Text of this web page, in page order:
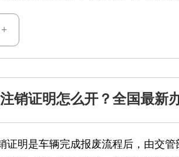
销证明怎么开？全国最新
证明是车辆完成报废流程后，由交